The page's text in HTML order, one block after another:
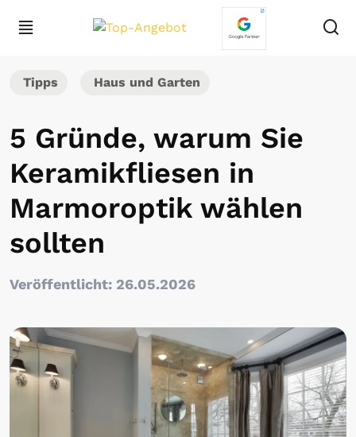
Tipps Haus und Garten
5 Gründe, warum Sie
Keramikfliesen in
Marmoroptik wählen
sollten
Veröffentlicht: 26.05.2026